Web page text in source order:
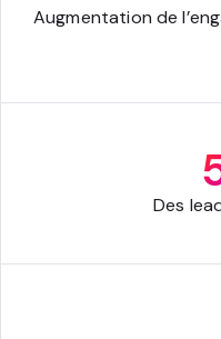
Augmentation de
Des